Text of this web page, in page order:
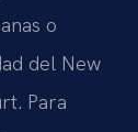
o
del New
Para